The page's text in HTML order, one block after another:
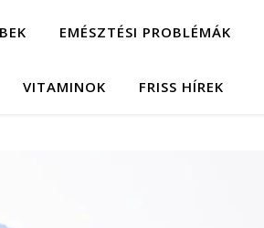
EMÉSZTÉSI PROBLÉMÁK
VITAMINOK FRISS HÍREK